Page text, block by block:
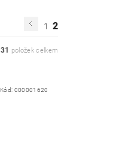
1 2
31 položek celkem
Kód: 000001620